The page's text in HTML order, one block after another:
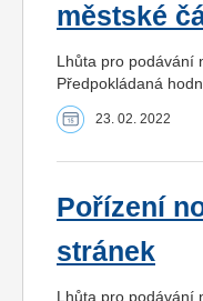
městské
Lhůta pro podávání
Předpokládaná
23. 02. 2022
Pořízení
stránek
Lhůta pro podávání